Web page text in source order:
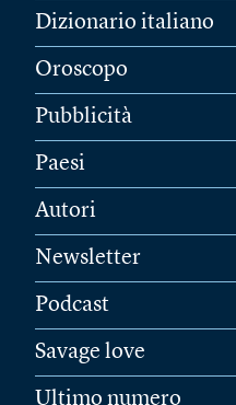
Dizionario italiano
Oroscopo
Pubblicità
Paesi
Autori
Newsletter
Podcast
Savage love
Ultimo numero